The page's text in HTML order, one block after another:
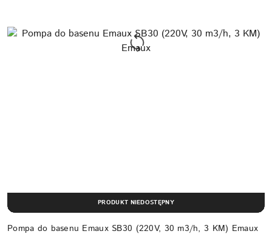
Pompa do basenu Emaux SB30 (220V, 30 m3/h, 3 KM) Emaux
PRODUKT NIEDOSTĘPNY